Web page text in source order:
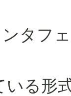
タフ
いる形